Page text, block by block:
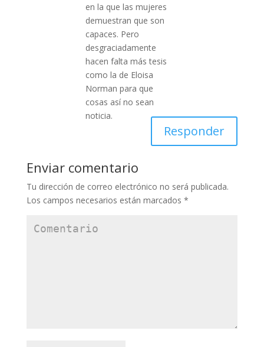
en la que las mujeres
demuestran que son
capaces. Pero
desgraciadamente
hacen falta más tesis
como la de Eloisa
Norman para que
cosas así no sean
noticia.
Responder
Enviar comentario
Tu dirección de correo electrónico no será publicada.
Los campos necesarios están marcados *